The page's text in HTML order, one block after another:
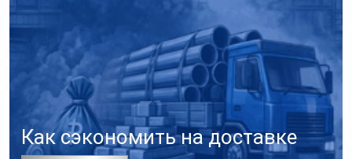
Как сэкономить на доставке